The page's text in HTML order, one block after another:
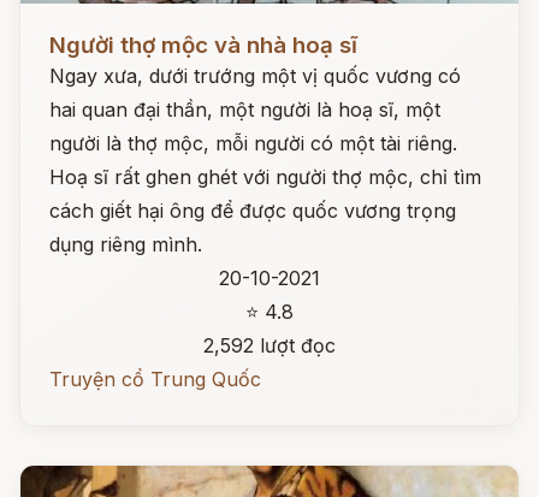
Người thợ mộc và nhà hoạ sĩ
Ngay xưa, dưới trướng một vị quốc vương có
hai quan đại thần, một người là hoạ sĩ, một
người là thợ mộc, mỗi người có một tài riêng.
Hoạ sĩ rất ghen ghét với người thợ mộc, chỉ tìm
cách giết hại ông để được quốc vương trọng
dụng riêng mình.
20-10-2021
⭐ 4.8
2,592 lượt đọc
Truyện cổ Trung Quốc